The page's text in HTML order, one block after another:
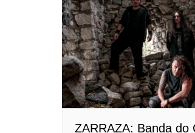
ZARRAZA: Banda do